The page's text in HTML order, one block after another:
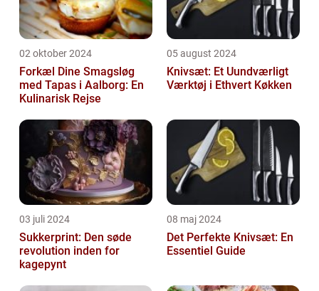
02 oktober 2024
Forkæl Dine Smagsløg
med Tapas i Aalborg: En
Kulinarisk Rejse
05 august 2024
Knivsæt: Et Uundværligt
Værktøj i Ethvert Køkken
03 juli 2024
Sukkerprint: Den søde
revolution inden for
kagepynt
08 maj 2024
Det Perfekte Knivsæt: En
Essentiel Guide